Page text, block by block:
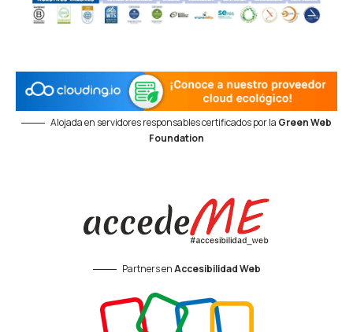
Alojada en servidores responsables certificados por la Green Web
Foundation
Partners enAccesibilidad Web